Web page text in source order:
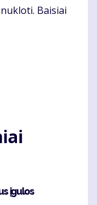
Baisiai
įgulos